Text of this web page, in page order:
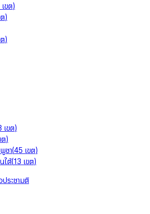
เขต)
)
)
เขต)
ต)
ชา(45 เขต)
ใต้(13 เขต)
ประชามติ